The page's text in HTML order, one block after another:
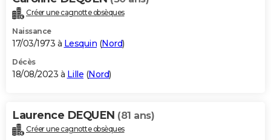
Créer une cagnotte obsèques
Naissance
17/03/1973 à Lesquin (Nord)
Décès
18/08/2023 à Lille (Nord)
Laurence DEQUEN (81 ans)
Créer une cagnotte obsèques